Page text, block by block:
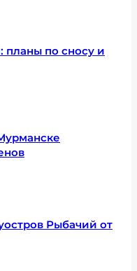
планы по сносу и
Рыбачий от